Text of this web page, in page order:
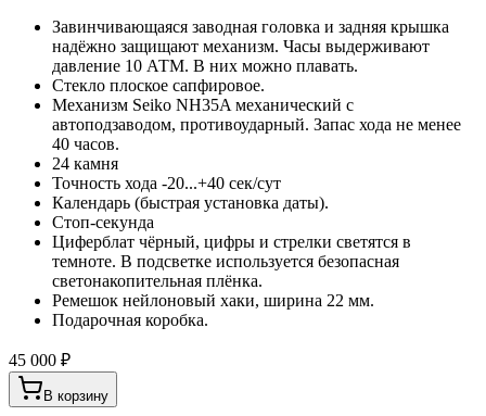
Завинчивающаяся заводная головка и задняя крышка
надёжно защищают механизм. Часы выдерживают
давление 10 АТМ. В них можно плавать.
Стекло плоское сапфировое.
Механизм Seiko NH35A механический с
автоподзаводом, противоударный. Запас хода не менее
40 часов.
24 камня
Точность хода -20...+40 сек/сут
Календарь (быстрая установка даты).
Стоп-секунда
Циферблат чёрный, цифры и стрелки светятся в
темноте. В подсветке используется безопасная
светонакопительная плёнка.
Ремешок нейлоновый хаки, ширина 22 мм.
Подарочная коробка.
45 000 ₽
В корзину